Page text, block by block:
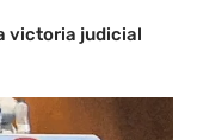
victoria judicial